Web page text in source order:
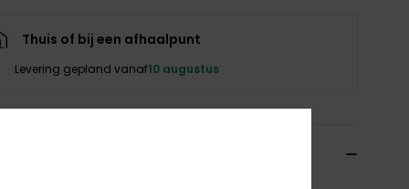
Thuis of bij een afhaalpunt
Levering gepland vanaf10 augustus